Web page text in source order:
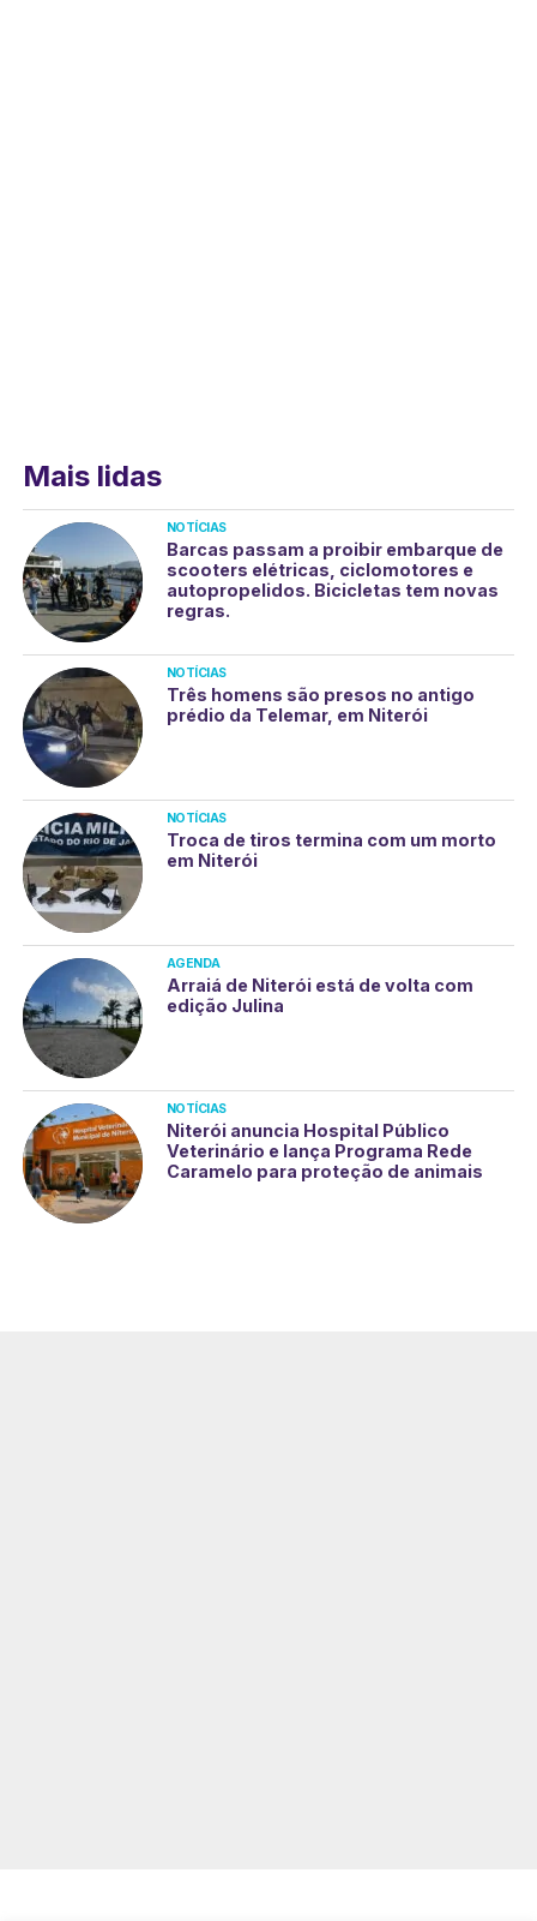
Mais lidas
NOTÍCIAS
Barcas passam a proibir embarque de
scooters elétricas, ciclomotores e
autopropelidos. Bicicletas tem novas
regras.
NOTÍCIAS
Três homens são presos no antigo
prédio da Telemar, em Niterói
NOTÍCIAS
Troca de tiros termina com um morto
em Niterói
AGENDA
Arraiá de Niterói está de volta com
edição Julina
NOTÍCIAS
Niterói anuncia Hospital Público
Veterinário e lança Programa Rede
Caramelo para proteção de animais